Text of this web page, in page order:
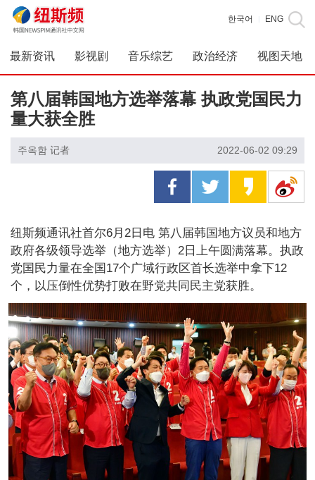
한국어 ENG
最新资讯 影视剧 音乐综艺 政治经济 视图天地
第八届韩国地方选举落幕 执政党国民力
量大获全胜
주옥함 记者 2022-06-02 09:29
纽斯频通讯社首尔6月2日电 第八届韩国地方议员和地方
政府各级领导选举（地方选举）2日上午圆满落幕。执政
党国民力量在全国17个广域行政区首长选举中拿下12
个，以压倒性优势打败在野党共同民主党获胜。